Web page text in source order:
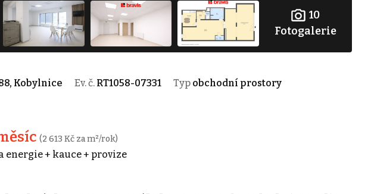
10
Fotogalerie
Kobylnice Ev. č. RT1058-07331 Typ obchodní prostory
(2 613 Kč za m²/rok)
energie + kauce + provize